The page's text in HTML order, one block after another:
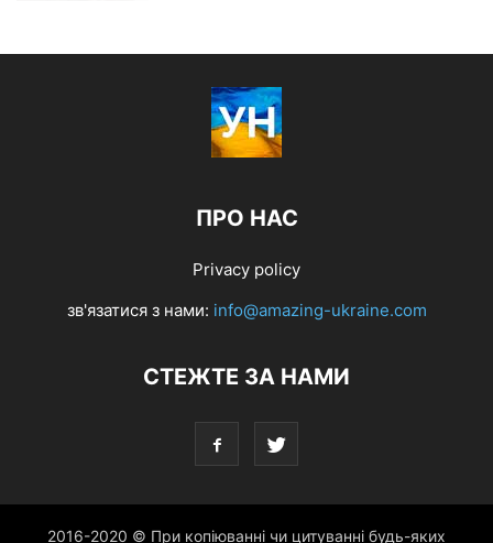
ПРО НАС
Privacy policy
зв'язатися з нами: info@amazing-ukraine.com
СТЕЖТЕ ЗА НАМИ
2016-2020 © При копіюванні чи цитуванні будь-яких